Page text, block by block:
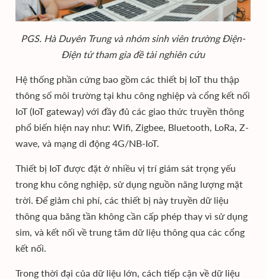
PGS. Hà Duyên Trung và nhóm sinh viên trường Điện-
Điện tử tham gia đề tài nghiên cứu
Hệ thống phần cứng bao gồm các thiết bị IoT thu thập
thông số môi trường tại khu công nghiệp và cổng kết nối
IoT (IoT gateway) với đầy đủ các giao thức truyền thông
phổ biến hiện nay như: Wifi, Zigbee, Bluetooth, LoRa, Z-
wave, và mạng di động 4G/NB-IoT.
Thiết bị IoT được đặt ở nhiều vị trí giám sát trọng yếu
trong khu công nghiệp, sử dụng nguồn năng lượng mặt
trời. Để giảm chi phí, các thiết bị này truyền dữ liệu
thông qua băng tần không cần cấp phép thay vì sử dụng
sim, và kết nối về trung tâm dữ liệu thông qua các cổng
kết nối.
Trong thời đại của dữ liệu lớn, cách tiếp cận về dữ liệu